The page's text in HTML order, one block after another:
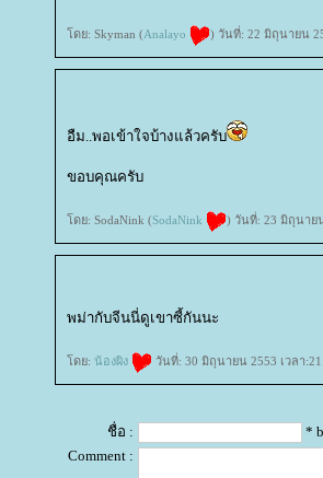
ดย: Skyman (Analayo ) วันที่: 22 มิถุนายน
อืม..พอเข้าใจบ้างแล้วครับ
ขอบคุณครับ
ดย: SodaNink (SodaNink ) วันที่: 23 มิถุนายน
พม่ากับจีนนี่ดูเขาซี้กันนะ
ดย: น้องผิง วันที่: 30 มิถุนายน 2553 เวลา
ชื่อ :
*
Comment :